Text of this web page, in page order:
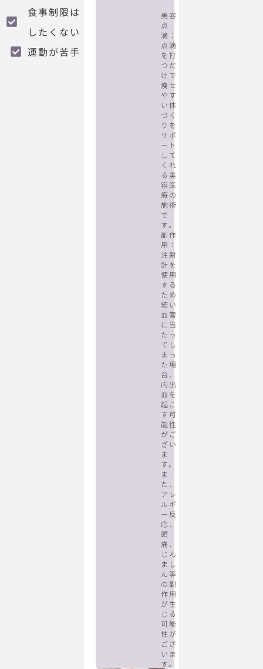
食事制限は
したくない
運動が苦手
美容
点
滴：
点滴
を打
つだ
けで
痩せ
やす
い体
づく
りを
サポ
ート
して
くれ
る美
容医
療の
施術
で
す。
副作
用：
注射
針を
使用
する
ため
細い
血管
に当
たっ
てし
まっ
た場
合、
内出
血を
起こ
す可
能性
がご
ざい
ま
す。
ま
た、
アレ
ルギ
ー反
応、
頭
痛、
じん
まし
ん等
の副
作用
が生
じる
可能
性が
ござ
いま
す。